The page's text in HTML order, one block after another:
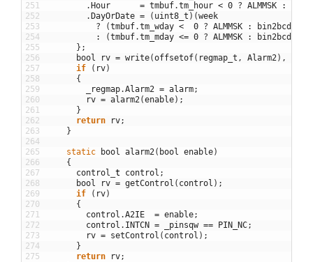
251
252
253
254
255
256
257
258
259
260
261
262
263
264
265
266
267
268
269
270
271
272
273
274
275
.Hour = tmbuf.tm_hour < 0 ? ALMMSK :
.DayOrDate = ( uint8_t ) (week
?
(tmbuf.tm_wday < 0 ? ALMMSK : bin2bcd
:
(tmbuf.tm_mday <= 0 ? ALMMSK : bin2bcd
} ;
bool
rv = write(offsetof( regmap_t , Alarm2 ) ,
if
( rv)
{
_regmap.Alarm2 = alarm;
rv = alarm2 (enable) ;
}
return
rv;
}
static bool alarm2 ( bool enable)
{
control
t control ;
bool
rv = getControl ( control ) ;
if
( rv)
{
control .A2IE = enable;
control . INTCN = _pinsqw == PIN_NC;
rv = setControl ( control ) ;
}
return
rv;